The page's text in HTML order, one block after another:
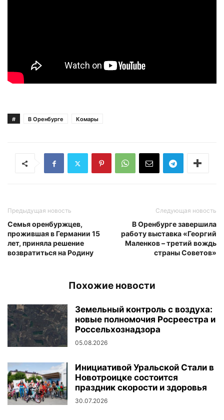
# В Оренбурге Комары
Предыдущая новость
Семья оренбуржцев,
прожившая в Германии 15
лет, приняла решение
возвратиться на Родину
Следующая новость
В Оренбурге завершила
работу выставка «Георгий
Маленков – третий вождь
страны Советов»
Похожие новости
Земельный контроль с воздуха:
новые полномочия Росреестра и
Россельхознадзора
05.08.2026
Инициативой Уральской Стали в
Новотроицке состоится
праздник скорости и здоровья
30.07.2026